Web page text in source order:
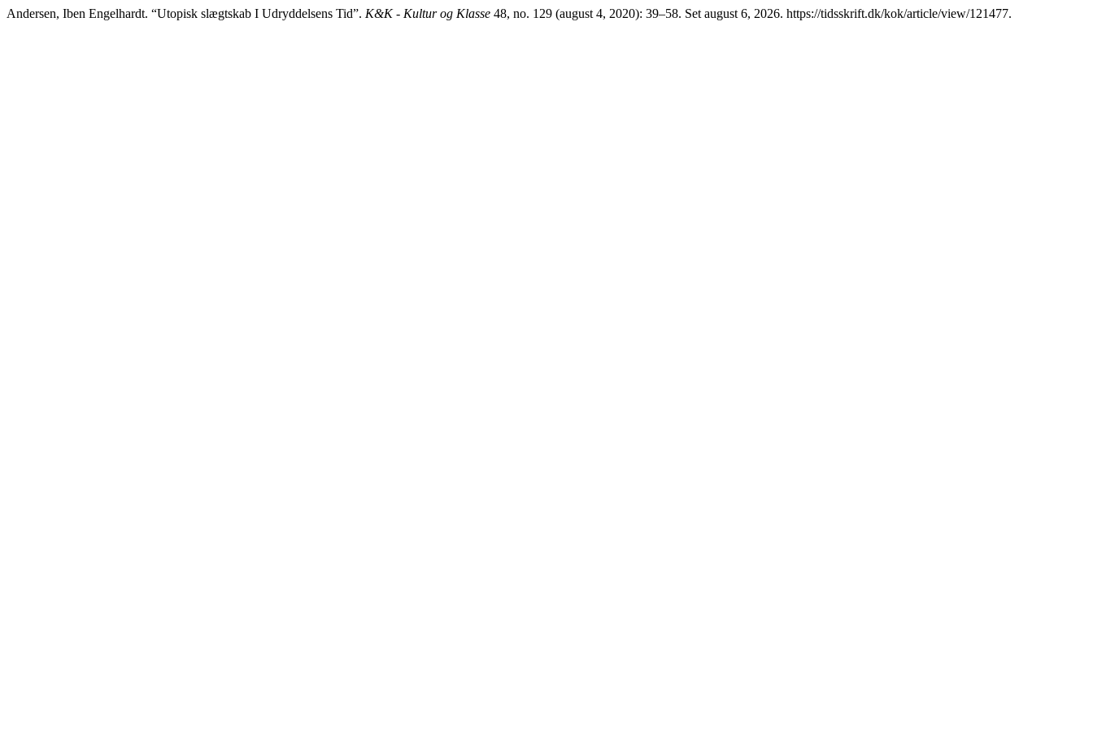
Andersen, Iben Engelhardt. “Utopisk slægtskab I Udryddelsens Tid”. K&K - Kultur og Klasse 48, no. 129 (august 4, 2020): 39–58. Set august 6, 2026. https://tidsskrift.dk/kok/article/view/121477.